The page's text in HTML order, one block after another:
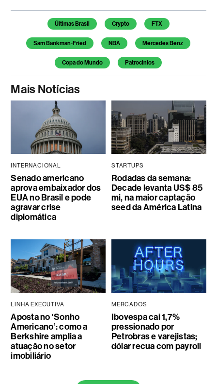
Temas deste artigo
Últimas Brasil Crypto FTX
Sam Bankman-Fried NBA Mercedes Benz
Copa do Mundo Patrocinios
Mais Notícias
INTERNACIONAL
Senado americano
aprova embaixador dos
EUA no Brasil e pode
agravar crise
diplomática
STARTUPS
Rodadas da semana:
Decade levanta US$ 85
mi, na maior captação
seed da América Latina
LINHA EXECUTIVA
Aposta no ‘Sonho
Americano’: como a
Berkshire amplia a
atuação no setor
imobiliário
MERCADOS
Ibovespa cai 1,7%
pressionado por
Petrobras e varejistas;
dólar recua com payroll